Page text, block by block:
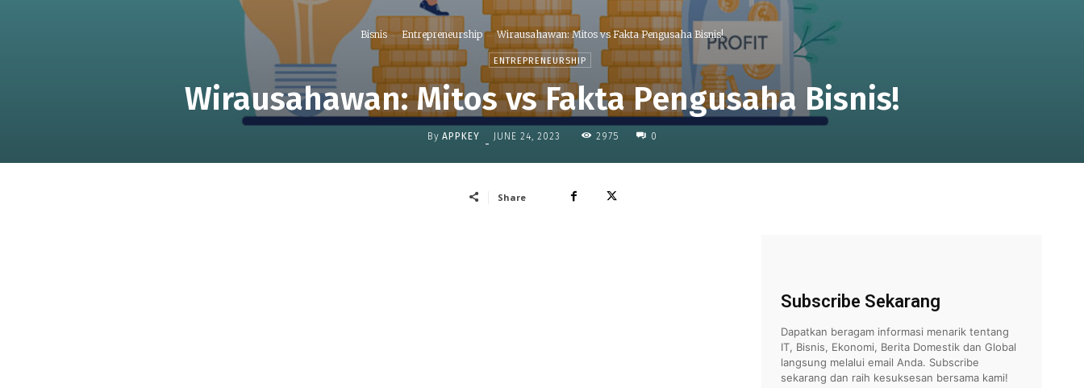
Bisnis Entrepreneurship Wirausahawan: Mitos vs Fakta Pengusaha Bisnis!
ENTREPRENEURSHIP
Wirausahawan: Mitos vs Fakta Pengusaha Bisnis!
By APPKEY - JUNE 24, 2023 2975 0
Share
Subscribe Sekarang
Dapatkan beragam informasi menarik tentang
IT, Bisnis, Ekonomi, Berita Domestik dan Global
langsung melalui email Anda. Subscribe
sekarang dan raih kesuksesan bersama kami!